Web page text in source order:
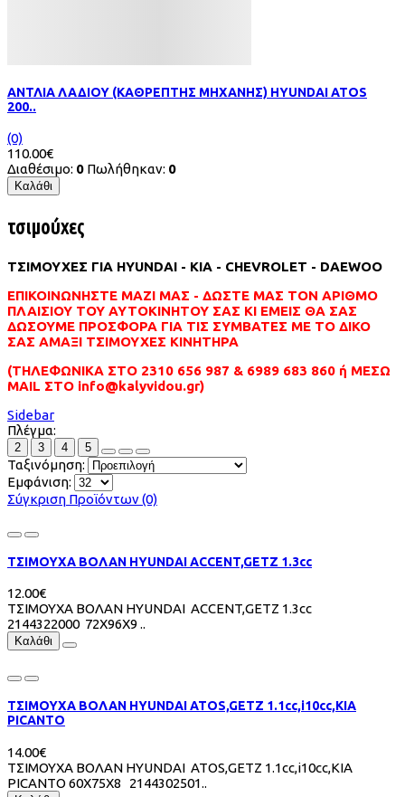
ΑΝΤΛΙΑ ΛΑΔΙΟΥ (ΚΑΘΡΕΠΤΗΣ ΜΗΧΑΝΗΣ) HYUNDAI ATOS
200..
(0)
110.00€
Διαθέσιμο: 0 Πωλήθηκαν: 0
Καλάθι
τσιμούχες
ΤΣΙΜΟΥΧΕΣ ΓΙΑ HYUNDAI - KIA - CHEVROLET - DAEWOO
ΕΠΙΚΟΙΝΩΝΗΣΤΕ ΜΑΖΙ ΜΑΣ - ΔΩΣΤΕ ΜΑΣ ΤΟΝ ΑΡΙΘΜΟ
ΠΛΑΙΣΙΟΥ ΤΟΥ ΑΥΤΟΚΙΝΗΤΟΥ ΣΑΣ ΚΙ ΕΜΕΙΣ ΘΑ ΣΑΣ
ΔΩΣΟΥΜΕ ΠΡΟΣΦΟΡΑ ΓΙΑ ΤΙΣ ΣΥΜΒΑΤΕΣ ΜΕ ΤΟ ΔΙΚΟ
ΣΑΣ ΑΜΑΞΙ ΤΣΙΜΟΥΧΕΣ ΚΙΝΗΤΗΡΑ
(ΤΗΛΕΦΩΝΙΚΑ ΣΤΟ 2310 656 987 & 6989 683 860 ή ΜΕΣΩ
MAIL ΣΤΟ info@kalyvidou.gr)
Sidebar
Πλέγμα:
2 3 4 5
Ταξινόμηση:
Εμφάνιση:
Σύγκριση Προϊόντων (0)
ΤΣΙΜΟΥΧΑ ΒΟΛΑΝ HYUNDAI ACCENT,GETZ 1.3cc
12.00€
ΤΣΙΜΟΥΧΑ ΒΟΛΑΝ HYUNDAI ACCENT,GETZ 1.3cc
2144322000 72Χ96Χ9 ..
Καλάθι
ΤΣΙΜΟΥΧΑ ΒΟΛΑΝ HYUNDAI ATOS,GETZ 1.1cc,i10cc,KIA
PICANTO
14.00€
ΤΣΙΜΟΥΧΑ ΒΟΛΑΝ HYUNDAI ATOS,GETZ 1.1cc,i10cc,KIA
PICANTO 60Χ75Χ8 2144302501..